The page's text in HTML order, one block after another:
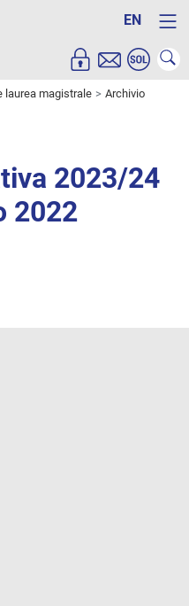
EN
laurea magistrale
Archivio
2023/24
2022